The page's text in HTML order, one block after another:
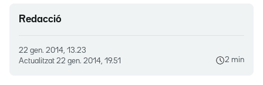
Redacció
22 gen. 2014, 13.23
Actualitzat 22 gen. 2014, 19.51 2 min